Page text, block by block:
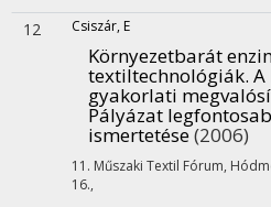
12 Csiszár, E
Környezetbarát
textiltechnológiák.
gyakorlati
Pályázat
ismertetése(2006)
11. Műszaki Textil Fórum,
16.,